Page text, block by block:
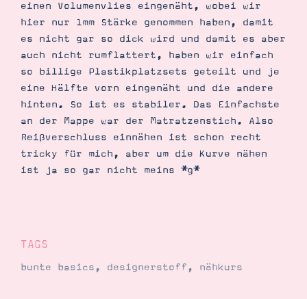
Tipps & Tricks
Ordnungstipps
einen Volumenvlies eingenäht, wobei wir
hier nur 1mm Stärke genommen haben, damit
es nicht gar so dick wird und damit es aber
auch nicht rumflattert, haben wir einfach
so billige Plastikplatzsets geteilt und je
eine Hälfte vorn eingenäht und die andere
hinten. So ist es stabiler. Das Einfachste
an der Mappe war der Matratzenstich. Also
Reißverschluss einnähen ist schon recht
tricky für mich, aber um die Kurve nähen
ist ja so gar nicht meins *g*
TAGS
bunte basics, designerstoff, nähkurs